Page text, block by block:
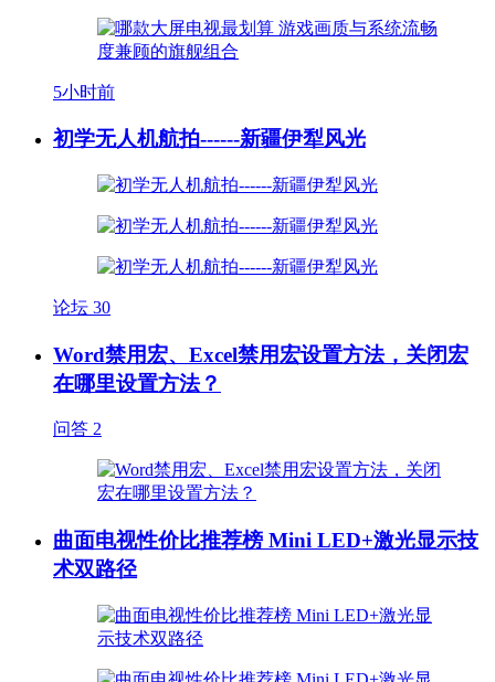
5小时前
初学无人机航拍------新疆伊犁风光
论坛 30
Word禁用宏、Excel禁用宏设置方法，关闭宏
在哪里设置方法？
问答 2
曲面电视性价比推荐榜 Mini LED+激光显示技
术双路径